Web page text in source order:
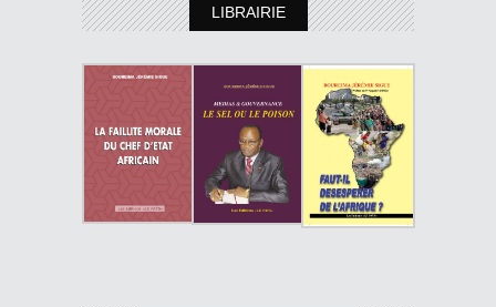
LIBRAIRIE